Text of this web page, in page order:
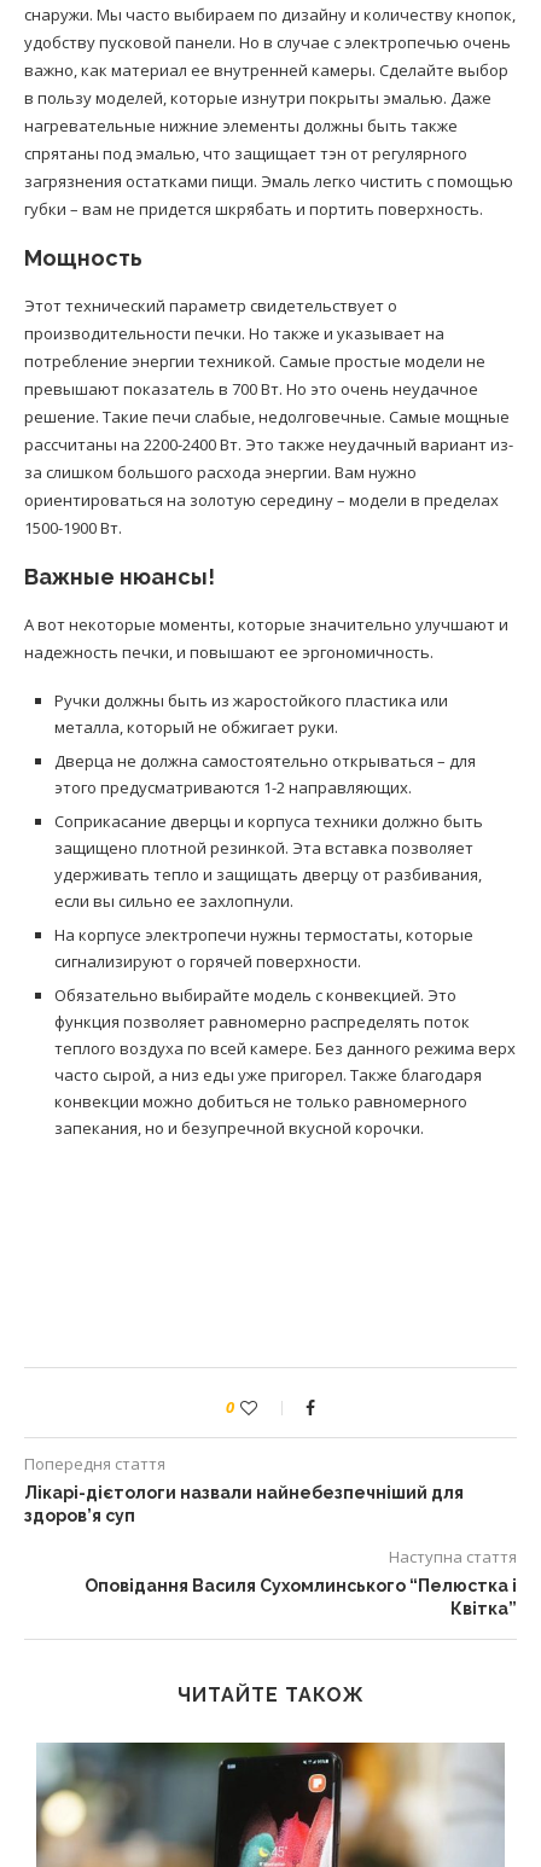
снаружи. Мы часто выбираем по дизайну и количеству кнопок,
удобству пусковой панели. Но в случае с электропечью очень
важно, как материал ее внутренней камеры. Сделайте выбор
в пользу моделей, которые изнутри покрыты эмалью. Даже
нагревательные нижние элементы должны быть также
спрятаны под эмалью, что защищает тэн от регулярного
загрязнения остатками пищи. Эмаль легко чистить с помощью
губки – вам не придется шкрябать и портить поверхность.
Мощность
Этот технический параметр свидетельствует о
производительности печки. Но также и указывает на
потребление энергии техникой. Самые простые модели не
превышают показатель в 700 Вт. Но это очень неудачное
решение. Такие печи слабые, недолговечные. Самые мощные
рассчитаны на 2200-2400 Вт. Это также неудачный вариант из-
за слишком большого расхода энергии. Вам нужно
ориентироваться на золотую середину – модели в пределах
1500-1900 Вт.
Важные нюансы!
А вот некоторые моменты, которые значительно улучшают и
надежность печки, и повышают ее эргономичность.
Ручки должны быть из жаростойкого пластика или
металла, который не обжигает руки.
Дверца не должна самостоятельно открываться – для
этого предусматриваются 1-2 направляющих.
Соприкасание дверцы и корпуса техники должно быть
защищено плотной резинкой. Эта вставка позволяет
удерживать тепло и защищать дверцу от разбивания,
если вы сильно ее захлопнули.
На корпусе электропечи нужны термостаты, которые
сигнализируют о горячей поверхности.
Обязательно выбирайте модель с конвекцией. Это
функция позволяет равномерно распределять поток
теплого воздуха по всей камере. Без данного режима верх
часто сырой, а низ еды уже пригорел. Также благодаря
конвекции можно добиться не только равномерного
запекания, но и безупречной вкусной корочки.
0
Попередня стаття
Лікарі-дієтологи назвали найнебезпечніший для
здоров’я суп
Наступна стаття
Оповідання Василя Сухомлинського “Пелюстка і
Квітка”
ЧИТАЙТЕ ТАКОЖ